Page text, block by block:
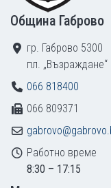
Община Габрово
гр. Габрово 5300
пл.
066 818400
066 809371
Работно време
8:30 – 17:15